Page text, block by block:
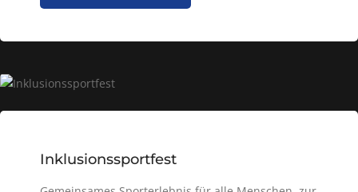
Inklusionssportfest